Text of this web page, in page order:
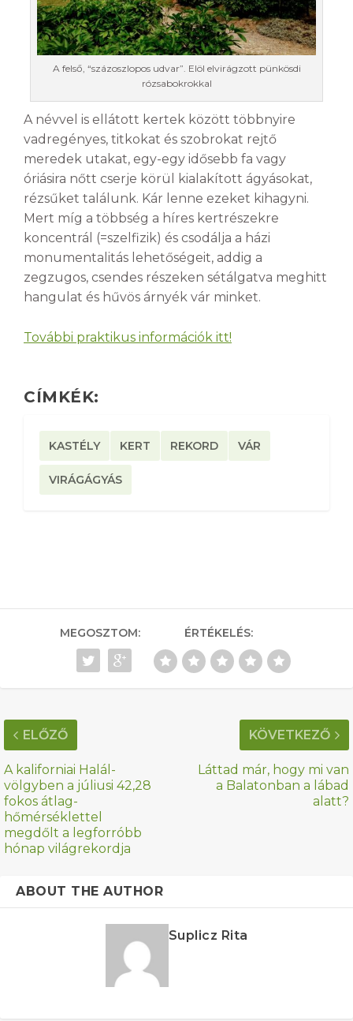
A felső, “százoszlopos udvar”. Elöl elvirágzott pünkösdi
rózsabokrokkal
A névvel is ellátott kertek között többnyire
vadregényes, titkokat és szobrokat rejtő
meredek utakat, egy-egy idősebb fa vagy
óriásira nőtt cserje körül kialakított ágyásokat,
rézsűket találunk. Kár lenne ezeket kihagyni.
Mert míg a többség a híres kertrészekre
koncentrál (=szelfizik) és csodálja a házi
monumentalitás lehetőségeit, addig a
zegzugos, csendes részeken sétálgatva meghitt
hangulat és hűvös árnyék vár minket.
További praktikus információk itt!
CÍMKÉK:
KASTÉLY KERT REKORD VÁR
VIRÁGÁGYÁS
MEGOSZTOM: ÉRTÉKELÉS:
ELŐZŐ
A kaliforniai Halál-
völgyben a júliusi 42,28
fokos átlag-
hőmérséklettel
megdőlt a legforróbb
hónap világrekordja
KÖVETKEZŐ
Láttad már, hogy mi van
a Balatonban a lábad
alatt?
ABOUT THE AUTHOR
Suplicz Rita